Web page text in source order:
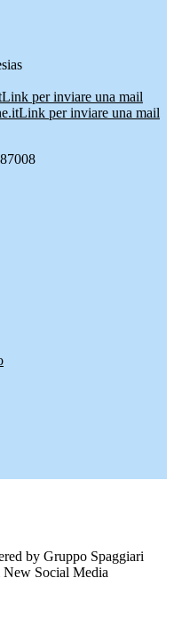
Link per inviare una mail
Link per inviare una mail
by Gruppo Spaggiari
Social Media